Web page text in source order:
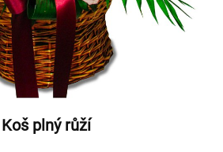
Koš plný růží